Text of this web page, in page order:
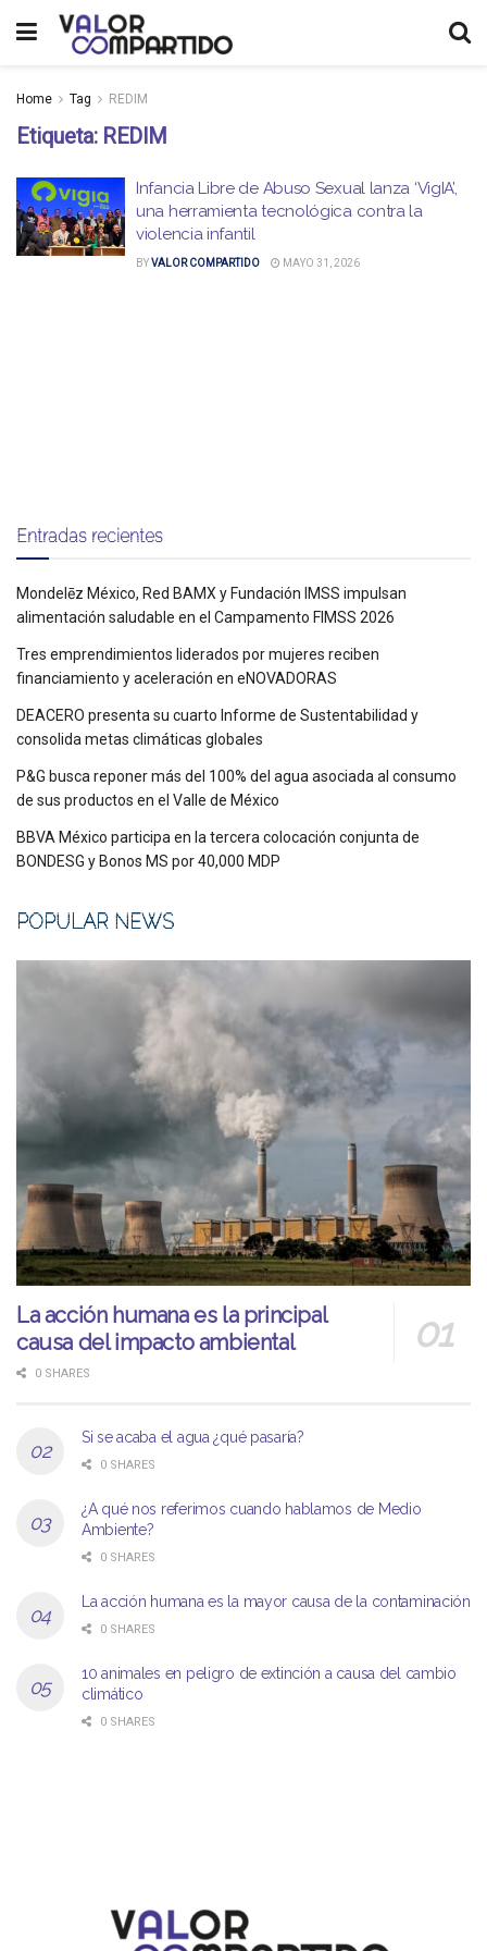
Home Tag REDIM
Etiqueta: REDIM
Infancia Libre de Abuso Sexual lanza ‘VigIA’,
una herramienta tecnológica contra la
violencia infantil
BYVALOR COMPARTIDO MAYO 31, 2026
Entradas recientes
Mondelēz México, Red BAMX y Fundación IMSS impulsan
alimentación saludable en el Campamento FIMSS 2026
Tres emprendimientos liderados por mujeres reciben
financiamiento y aceleración en eNOVADORAS
DEACERO presenta su cuarto Informe de Sustentabilidad y
consolida metas climáticas globales
P&G busca reponer más del 100% del agua asociada al consumo
de sus productos en el Valle de México
BBVA México participa en la tercera colocación conjunta de
BONDESG y Bonos MS por 40,000 MDP
POPULAR NEWS
La acción humana es la principal
causa del impacto ambiental
0 SHARES
Si se acaba el agua ¿qué pasaría?
0 SHARES
¿A qué nos referimos cuando hablamos de Medio
Ambiente?
0 SHARES
La acción humana es la mayor causa de la contaminación
0 SHARES
10 animales en peligro de extinción a causa del cambio
climático
0 SHARES